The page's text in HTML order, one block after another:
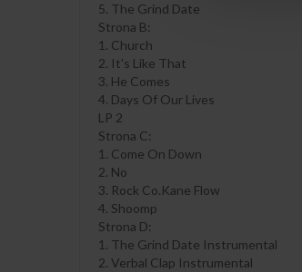
5. The Grind Date
Strona B:
1. Church
2. It's Like That
3. He Comes
4. Days Of Our Lives
LP 2
Strona C:
1. Come On Down
2. No
3. Rock Co.Kane Flow
4. Shoomp
Strona D:
1. The Grind Date Instrumental
2. Verbal Clap Instrumental